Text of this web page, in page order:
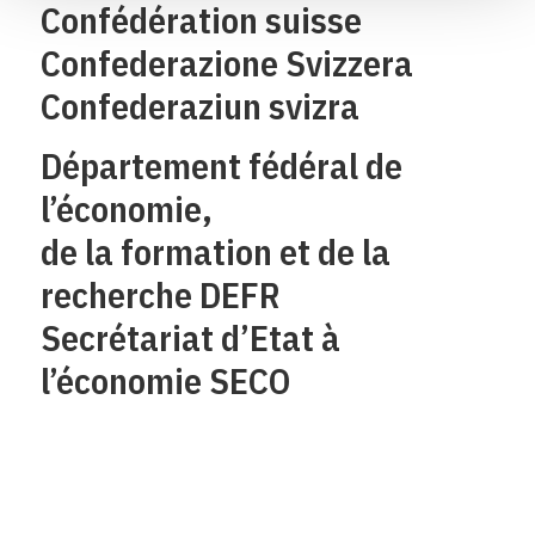
Confédération suisse
Confederazione Svizzera
Confederaziun svizra
Département fédéral de
l’économie,
de la formation et de la
recherche DEFR
Secrétariat d’Etat à
l’économie SECO